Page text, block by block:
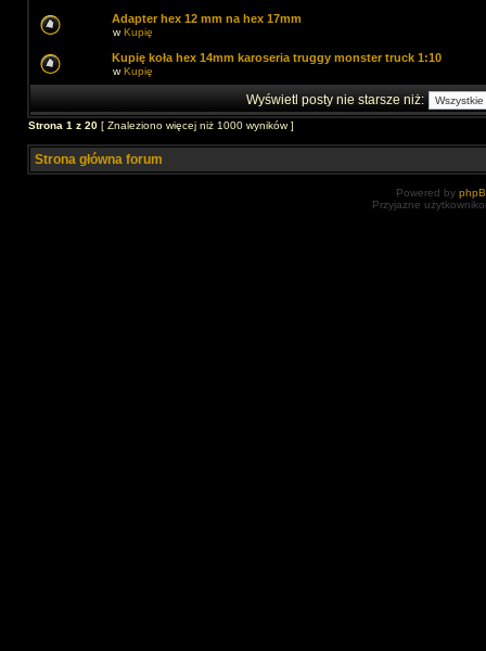
Adapter hex 12 mm na hex 17mm
wKupię
Kupię koła hex 14mm karoseria truggy monster truck 1:10
wKupię
Wyświetl posty nie starsze niż:
Strona 1 z 20 [ Znaleziono więcej niż 1000 wyników ]
Strona główna forum
Powered by
Przyjazne